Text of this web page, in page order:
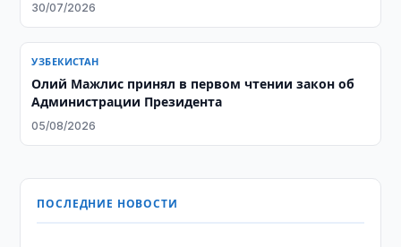
30/07/2026
УЗБЕКИСТАН
Олий Мажлис принял в первом чтении закон об
Администрации Президента
05/08/2026
ПОСЛЕДНИЕ НОВОСТИ